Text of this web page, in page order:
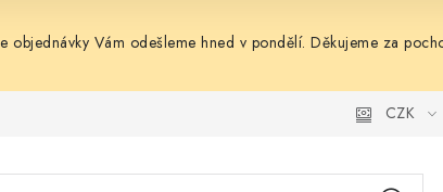
objednávky Vám odešleme hned v pondělí. Děkujeme za
CZK